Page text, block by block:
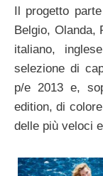
Il progetto
Belgio, Olanda,
italiano,
selezione di
p/e 2013 e,
edition, di
delle più veloci